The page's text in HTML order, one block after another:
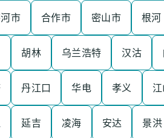
市 合作市 密山市 根河
胡林 乌兰浩特 汉沽
丹江口 华电 孝义
延吉 凌海 安达 景洪